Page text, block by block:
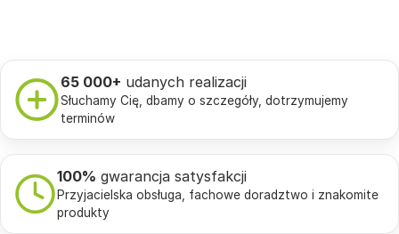
65 000+ udanych realizacji
Słuchamy Cię, dbamy o szczegóły, dotrzymujemy
terminów
100% gwarancja satysfakcji
Przyjacielska obsługa, fachowe doradztwo i znakomite
produkty